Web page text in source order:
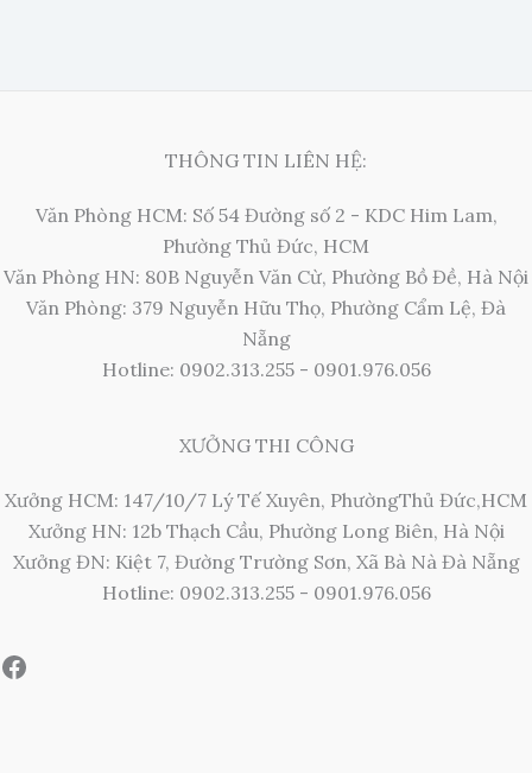
THÔNG TIN LIÊN HỆ:
Văn Phòng HCM: Số 54 Đường số 2 - KDC Him Lam,
Phường Thủ Đức, HCM
Văn Phòng HN: 80B Nguyễn Văn Cừ, Phường Bồ Đề, Hà Nội
Văn Phòng: 379 Nguyễn Hữu Thọ, Phường Cẩm Lệ, Đà
Nẵng
Hotline: 0902.313.255 - 0901.976.056
XƯỞNG THI CÔNG
Xưởng HCM: 147/10/7 Lý Tế Xuyên, PhườngThủ Đức,HCM
Xưởng HN: 12b Thạch Cầu, Phường Long Biên, Hà Nội
Xưởng ĐN: Kiệt 7, Đường Trường Sơn, Xã Bà Nà Đà Nẵng
Hotline: 0902.313.255 - 0901.976.056